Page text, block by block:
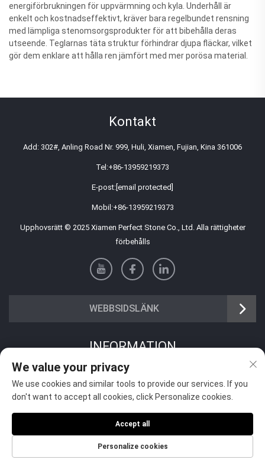
energiförbrukningen för uppvärmning och kyla. Underhåll är
enkelt och kostnadseffektivt, kräver bara regelbundet rensning
med lämpliga stenomsorgsprodukter för att bibehålla deras
utseende. Teglarnas täta struktur förhindrar djupa fläckar, vilket
gör dem enklare att hålla ren jämfört med mer porösa material.
Kontakt
Add: 302#, Anling Road Nr. 999, Huli, Xiamen, Fujian, Kina 361006
Tel:+86-13959219373
E-post:[email protected]
Mobil:+86-13959219373
Upphovsrätt © 2025 Xiamen Perfect Stone Co., Ltd. Alla rättigheter
förbehålls
WEBBSIDSLÄNK
INFORMATION
Registrera dig för att ta emot vårt veckovisa nyhetsbrev
Skicka
We value your privacy
We use cookies and similar tools to provide our services. If you
don't want to accept all cookies, click Personalize cookies.
Personalize cookies
Accept all